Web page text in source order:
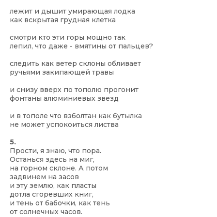
лежит и дышит умирающая лодка
как вскрытая грудная клетка
смотри кто эти горы мощно так
лепил, что даже - вмятины от пальцев?
следить как ветер склоны обливает
ручьями закипающей травы
и снизу вверх по тополю прогонит
фонтаны алюминиевых звезд
и в тополе что взболтан как бутылка
не может успокоиться листва
5.
Прости, я знаю, что пора.
Останься здесь на миг,
на горном склоне. А потом
задвинем на засов
и эту землю, как пласты
дотла сгоревших книг,
и тень от бабочки, как тень
от солнечных часов.